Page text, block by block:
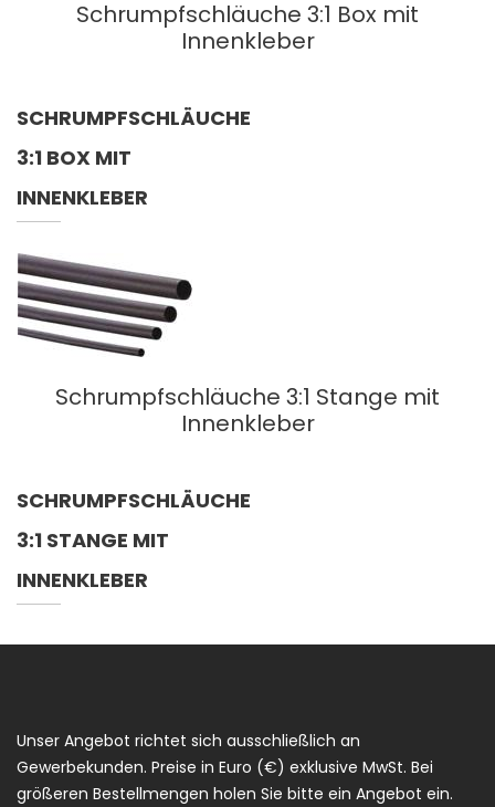
Schrumpfschläuche 3:1 Box mit
Innenkleber
SCHRUMPFSCHLÄUCHE
3:1 BOX MIT
INNENKLEBER
Schrumpfschläuche 3:1 Stange mit
Innenkleber
SCHRUMPFSCHLÄUCHE
3:1 STANGE MIT
INNENKLEBER
Unser Angebot richtet sich ausschließlich an
Gewerbekunden. Preise in Euro (€) exklusive MwSt. Bei
größeren Bestellmengen holen Sie bitte ein Angebot ein.